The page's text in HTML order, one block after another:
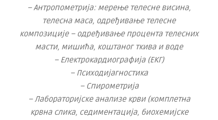
– Антропометрија: мерење телесне висина,
телесна маса, одређивање телесне
композиције – одређивање процента телесних
масти, мишића, коштаног ткива и воде
– Електрокардиографија (ЕКГ)
– Психодијагностика
– Спирометрија
– Лабораторијске анализе крви (комплетна
крвна слика, седиментација, биохемијске